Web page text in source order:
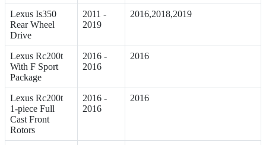
Lexus Is350
Rear Wheel
Drive
2011 -
2019
2016,2018,2019
Lexus Rc200t
With F Sport
Package
2016 -
2016
2016
Lexus Rc200t
1-piece Full
Cast Front
Rotors
2016 -
2016
2016